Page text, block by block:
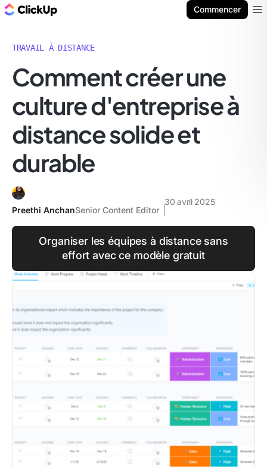
Commencer
TRAVAIL À DISTANCE
Comment créer une
culture d'entreprise à
distance solide et
durable
Preethi AnchanSenior Content Editor
30 avril 2025
Organiser les équipes à distance sans
effort avec ce modèle gratuit